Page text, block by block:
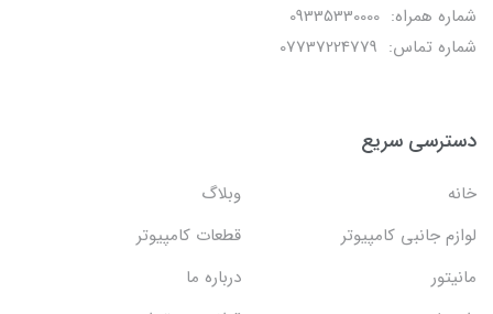
شماره همراه: 09335330000
شماره تماس: 07737224779
دسترسی سریع
خانه
وبلاگ
لوازم جانبی کامپیوتر
قطعات کامپیوتر
مانیتور
درباره ما